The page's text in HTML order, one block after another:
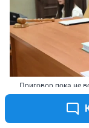
Приговор пока не